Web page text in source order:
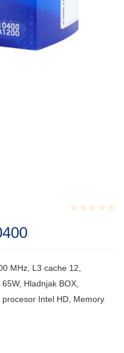
MHz, L3 cache 12,
Hladnjak BOX,
Intel HD, Memory